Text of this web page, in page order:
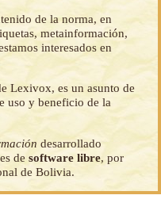
de la norma, en
metainformación,
interesados en
Lexivox, es un asunto de
uso y beneficio de la
desarrollado
desoftware libre, por
de Bolivia.